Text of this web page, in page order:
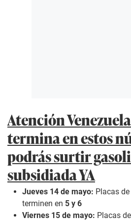
Atención
termina en estos
podrás surtir
subsidiada YA
Jueves 14 de mayo: Placas
terminen en 5 y 6
Viernes 15 de mayo: Placas